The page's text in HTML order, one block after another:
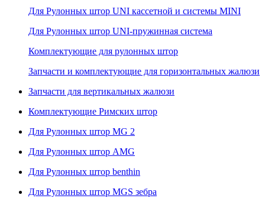
Для Рулонных штор UNI кассетной и системы MINI
Для Рулонных штор UNI-пружинная система
Комплектующие для рулонных штор
Запчасти и комплектующие для горизонтальных жалюзи
Запчасти для вертикальных жалюзи
Комплектующие Римских штор
Для Рулонных штор MG 2
Для Рулонных штор AMG
Для Рулонных штор benthin
Для Рулонных штор MGS зебра